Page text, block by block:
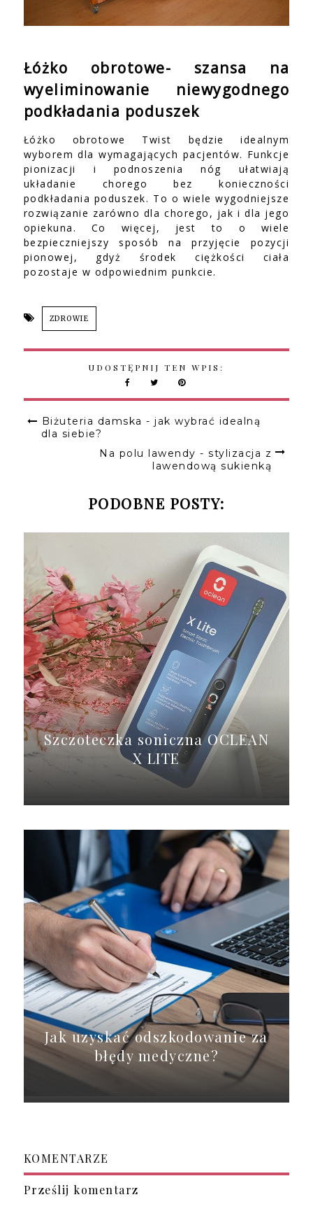
Łóżko obrotowe- szansa na
wyeliminowanie niewygodnego
podkładania poduszek
Łóżko obrotowe Twist będzie idealnym
wyborem dla wymagających pacjentów. Funkcje
pionizacji i podnoszenia nóg ułatwiają
układanie chorego bez konieczności
podkładania poduszek. To o wiele wygodniejsze
rozwiązanie zarówno dla chorego, jak i dla jego
opiekuna. Co więcej, jest to o wiele
bezpieczniejszy sposób na przyjęcie pozycji
pionowej, gdyż środek ciężkości ciała
pozostaje w odpowiednim punkcie.
ZDROWIE
UDOSTĘPNIJ TEN WPIS:
Biżuteria damska - jak wybrać idealną
dla siebie?
Na polu lawendy - stylizacja z
lawendową sukienką
PODOBNE POSTY:
Szczoteczka soniczna OCLEAN
X LITE
Jak uzyskać odszkodowanie za
błędy medyczne?
KOMENTARZE
Prześlij komentarz